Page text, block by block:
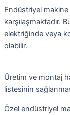
Endüstriyel
karşılaşmaktadır.
elektriğinde veya
olabilir.
Üretim ve montaj
listesinin
Özel endüstriyel